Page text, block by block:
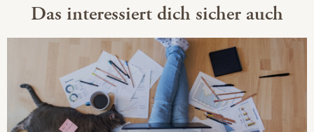
Das interessiert dich sicher auch